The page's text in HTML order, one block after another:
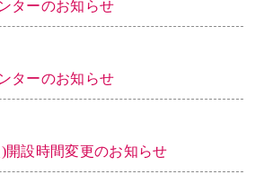
ターのお知らせ
ターのお知らせ
開設時間変更のお知らせ